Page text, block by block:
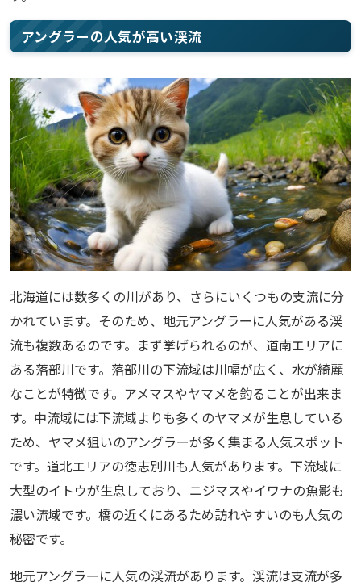
アングラーの人気が高い渓流
北海道には数多くの川があり、さらにいくつもの支流に分
かれています。そのため、地元アングラーに人気がある渓
流も複数あるのです。まず挙げられるのが、道南エリアに
ある落部川です。落部川の下流域は川幅が広く、水が綺麗
なことが特徴です。アメマスやヤマメを釣ることが出来ま
す。中流域には下流域よりも多くのヤマメが生息している
ため、ヤマメ狙いのアングラーが多く集まる人気スポット
です。道北エリアの徳志別川も人気があります。下流域に
大型のイトウが生息しており、ニジマスやイワナの魚影も
濃い流域です。橋の近くにあるため訪れやすいのも人気の
秘密です。
地元アングラーに人気の渓流があります。渓流は支流が多